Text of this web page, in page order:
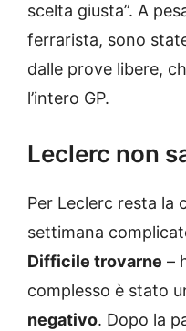
scelta giusta”. A
ferrarista, sono
dalle prove libere,
l’intero GP.
Leclerc non
Per Leclerc resta la
settimana
Difficile trovarne –
complesso è stato
negativo. Dopo la